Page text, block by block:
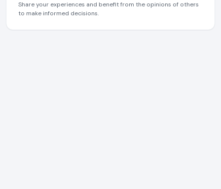
Share your experiences and benefit from the opinions of others
to make informed decisions.